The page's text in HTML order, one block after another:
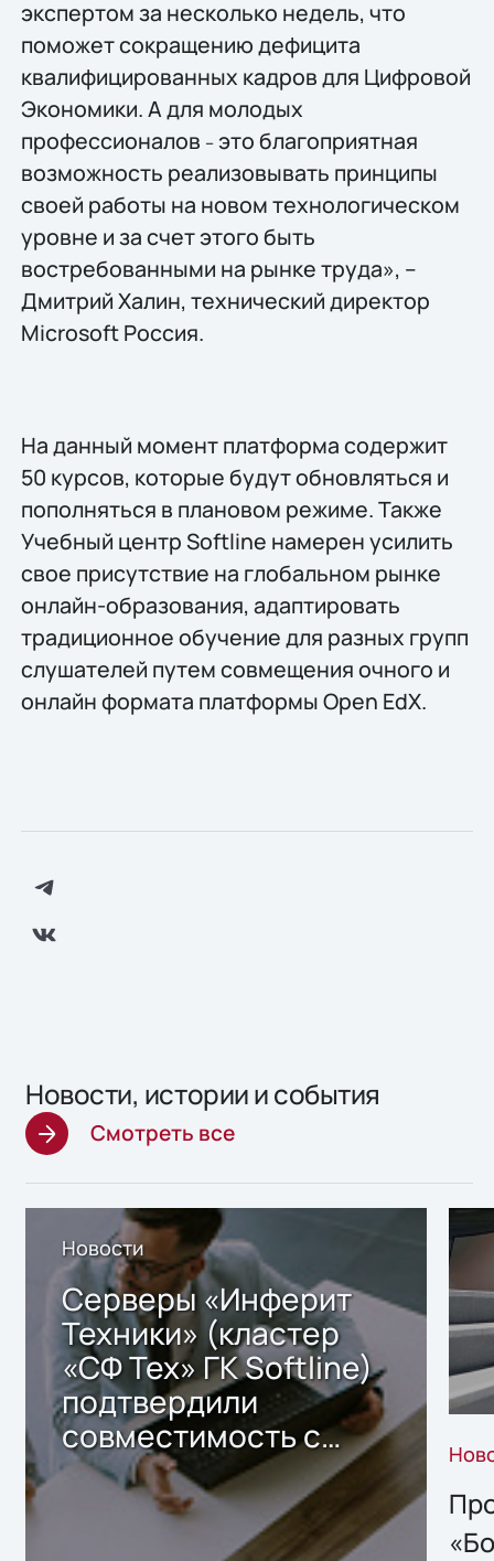
экспертом за несколько недель, что
поможет сокращению дефицита
квалифицированных кадров для Цифровой
Экономики. А для молодых
профессионалов –это благоприятная
возможность реализовывать принципы
своей работы на новом технологическом
уровне и за счет этого быть
востребованными на рынке труда», –
Дмитрий Халин, технический директор
Microsoft Россия.
На данный момент платформа содержит
50 курсов, которые будут обновляться и
пополняться в плановом режиме. Также
Учебный центр Softline намерен усилить
свое присутствие на глобальном рынке
онлайн-образования, адаптировать
традиционное обучение для разных групп
слушателей путем совмещения очного и
онлайн формата платформы Open EdX.
Новости, истории и события
Смотреть все
Новости
Серверы «Инферит
Техники» (кластер
«СФ Тех» ГК Softline)
подтвердили
совместимость с
решением Sharx
Storage 2.x для
хранения данных